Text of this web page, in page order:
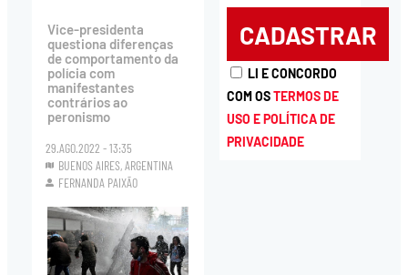
Vice-presidenta
questiona diferenças
de comportamento da
polícia com
manifestantes
contrários ao
peronismo
29.AGO.2022 - 13:35
BUENOS AIRES, ARGENTINA
FERNANDA PAIXÃO
LI E CONCORDO
COM OSTERMOS DE
USO E POLÍTICA DE
PRIVACIDADE